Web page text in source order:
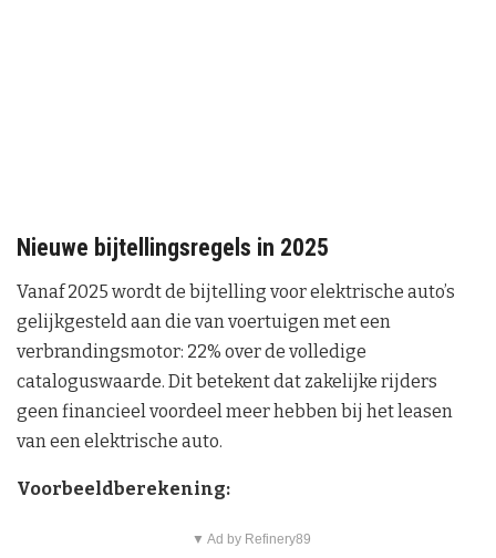
Nieuwe bijtellingsregels in 2025
Vanaf 2025 wordt de bijtelling voor elektrische auto’s
gelijkgesteld aan die van voertuigen met een
verbrandingsmotor: 22% over de volledige
cataloguswaarde. Dit betekent dat zakelijke rijders
geen financieel voordeel meer hebben bij het leasen
van een elektrische auto.
Voorbeeldberekening:
▼ Ad by Refinery89